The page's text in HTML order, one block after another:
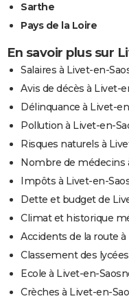
Sarthe
Pays de la Loire
En savoir plus sur
Salaires à Livet-en-
Avis de décès à Livet-
Délinquance à Livet-
Pollution à Livet-en-
Risques naturels à
Nombre de médecins
Impôts à Livet-en-
Dette et budget de
Climat et historique
Accidents de la route
Classement des
Ecole à Livet-en-
Crèches à Livet-en-